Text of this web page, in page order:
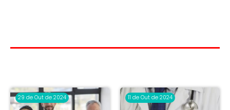
29 de Out de 2024 11 de Out de 2024